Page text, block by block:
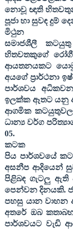
නොවූ ඥාති
පූජා හා සුවඳ දුම්
මිථුන
සමාජශීලී
හිතවතකුගේ රෝගී
ආයතනයකට යොමු
අයගේ ප්‍රාර්ථනා
පාර්ශවය
ඉලක්ක ඈතට යනු
ආගමික
ධාන්‍ය වර්ග
05.
කටක
පිය පාර්ශවයේ
අසනීප ආදියෙන්
පිළිබඳ ගැටලු ඇති
පෙන්වන දිනයකි.
පහසු යාන
අතරේ ඔබ
පාර්ශවයට වැඩි